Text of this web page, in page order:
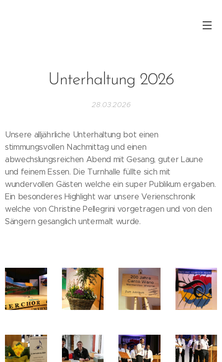
Unterhaltung 2026
28.03.2026
Unsere alljährliche Unterhaltung bot einen
stimmungsvollen Nachmittag und einen
abwechslungsreichen Abend mit Gesang, guter Laune
und feinem Essen. Die Turnhalle füllte sich mit
wundervollen Gästen welche ein super Publikum ergaben.
Ein besonderes Highlight war unsere Verienschronik
welche von Christine Pellegrini vorgetragen und von den
Sängern gesanglich untermalt wurde.